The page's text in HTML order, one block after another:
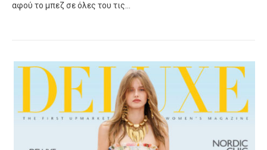
αφού το μπεζ σε όλες του τις…